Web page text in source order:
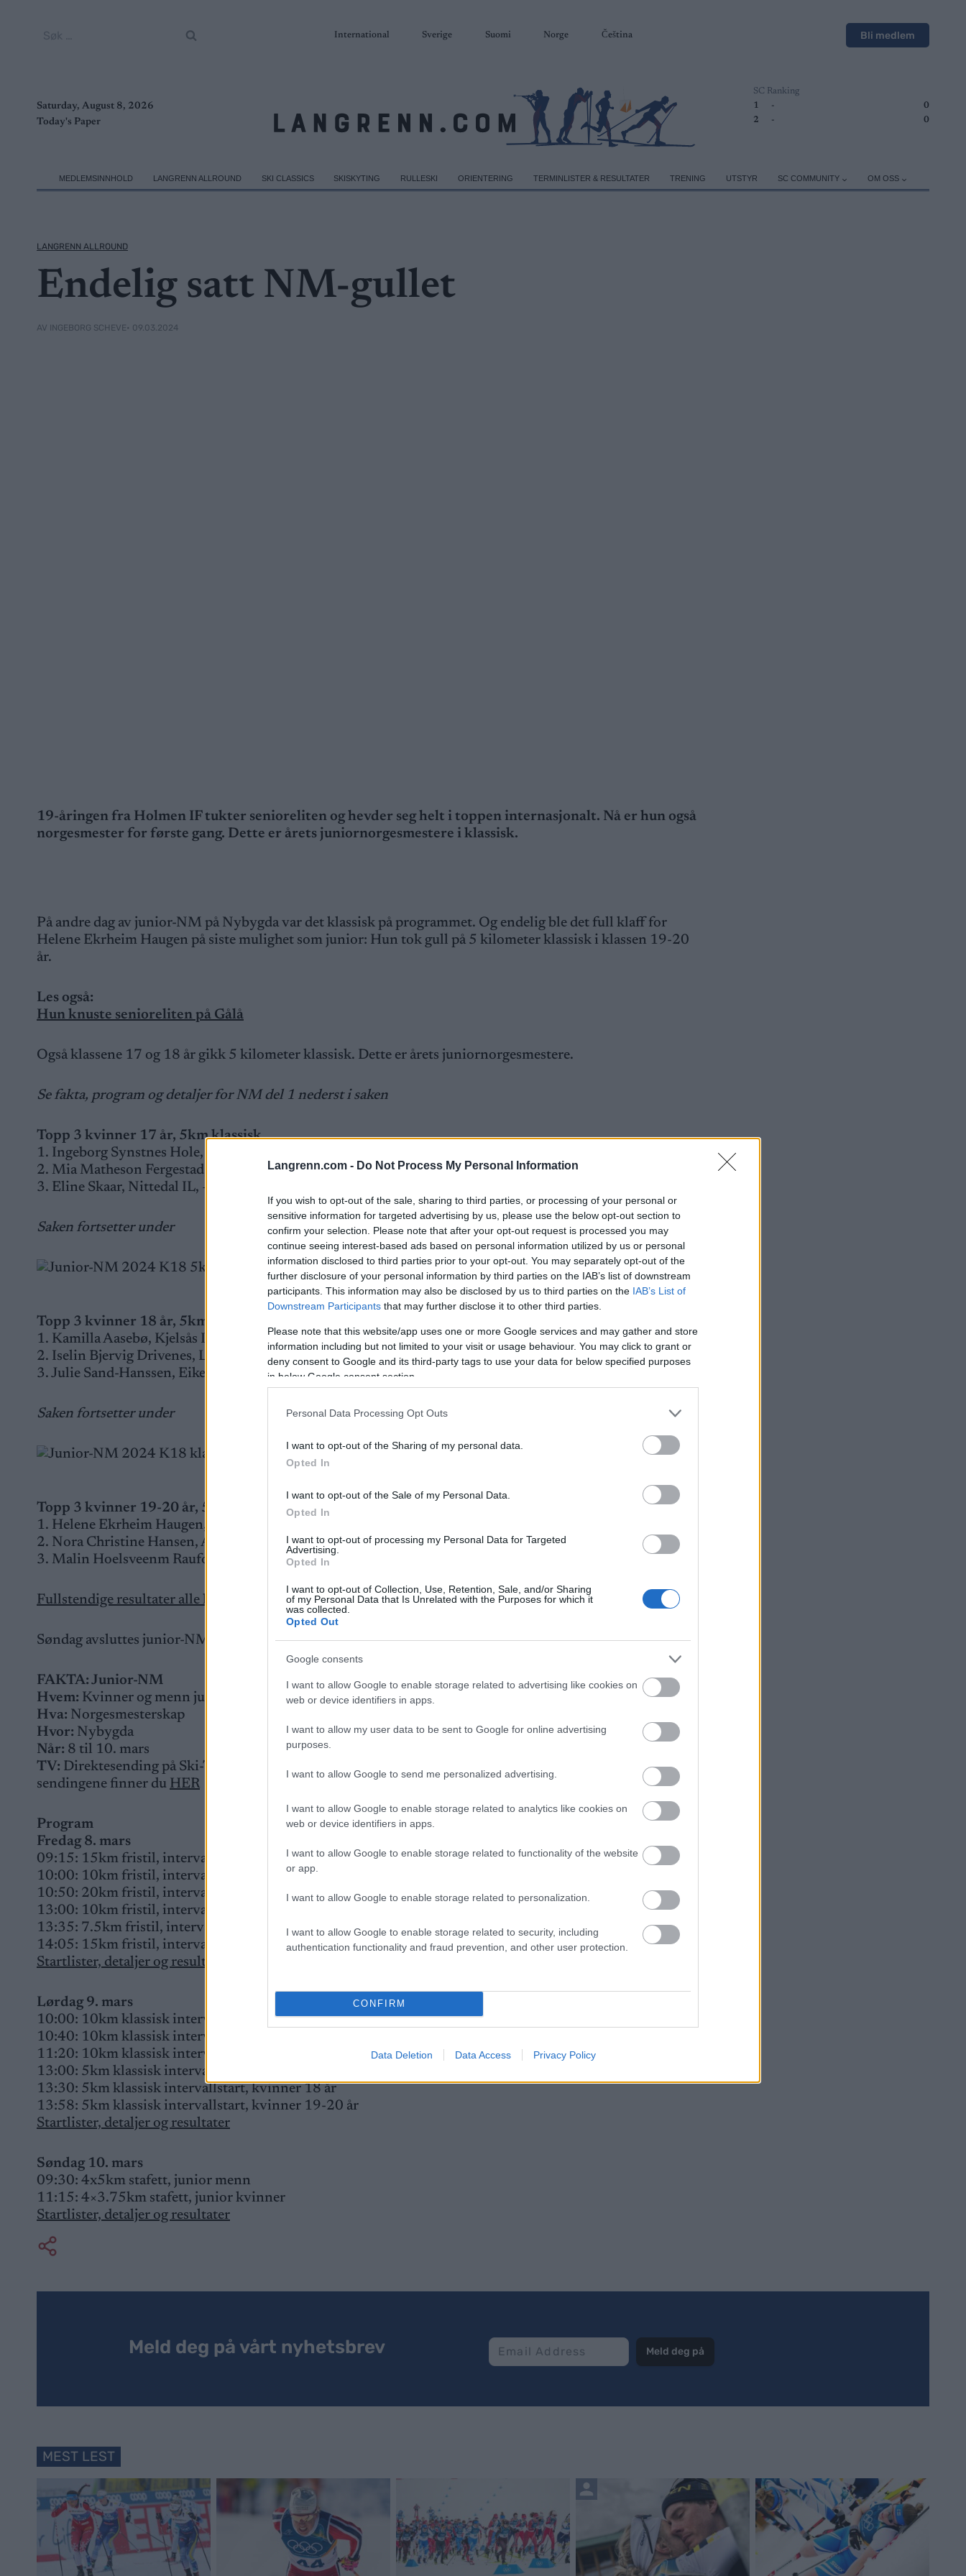
Langrenn.com - Do Not Process My Personal Information
If you wish to opt-out of the sale, sharing to third parties, or processing of your personal or
sensitive information for targeted advertising by us, please use the below opt-out section to
confirm your selection. Please note that after your opt-out request is processed you may
continue seeing interest-based ads based on personal information utilized by us or personal
information disclosed to third parties prior to your opt-out. You may separately opt-out of the
further disclosure of your personal information by third parties on the IAB’s list of downstream
participants. This information may also be disclosed by us to third parties on the IAB’s List of
Downstream Participants that may further disclose it to other third parties.
Please note that this website/app uses one or more Google services and may gather and store
information including but not limited to your visit or usage behaviour. You may click to grant or
deny consent to Google and its third-party tags to use your data for below specified purposes
in below Google consent section.
Personal Data Processing Opt Outs
I want to opt-out of the Sharing of my personal data.
Opted In
I want to opt-out of the Sale of my Personal Data.
Opted In
I want to opt-out of processing my Personal Data for Targeted
Advertising.
Opted In
I want to opt-out of Collection, Use, Retention, Sale, and/or Sharing
of my Personal Data that Is Unrelated with the Purposes for which it
was collected.
Opted Out
Google consents
I want to allow Google to enable storage related to advertising like cookies on
web or device identifiers in apps.
I want to allow my user data to be sent to Google for online advertising
purposes.
I want to allow Google to send me personalized advertising.
I want to allow Google to enable storage related to analytics like cookies on
web or device identifiers in apps.
I want to allow Google to enable storage related to functionality of the website
or app.
I want to allow Google to enable storage related to personalization.
I want to allow Google to enable storage related to security, including
authentication functionality and fraud prevention, and other user protection.
CONFIRM
Data Deletion Data Access Privacy Policy
International Sverige Suomi Norge Čeština Bli medlem
Saturday, August 8, 2026
Today's Paper
SC Ranking
1
-
0
2
- 0
MEDLEMSINNHOLD LANGRENN ALLROUND SKI CLASSICS SKISKYTING RULLESKI ORIENTERING TERMINLISTER & RESULTATER TRENING UTSTYR SC COMMUNITY OM OSS
LANGRENN ALLROUND
Endelig satt NM-gullet
AV INGEBORG SCHEVE• 09.03.2024
19-åringen fra Holmen IF tukter senioreliten og hevder seg helt i toppen internasjonalt. Nå er hun også
norgesmester for første gang. Dette er årets juniornorgesmestere i klassisk.
På andre dag av junior-NM på Nybygda var det klassisk på programmet. Og endelig ble det full klaff for
Helene Ekrheim Haugen på siste mulighet som junior: Hun tok gull på 5 kilometer klassisk i klassen 19-20
år.
Les også:
Hun knuste senioreliten på Gålå
Også klassene 17 og 18 år gikk 5 kilometer klassisk. Dette er årets juniornorgesmestere.
Se fakta, program og detaljer for NM del 1 nederst i saken
Topp 3 kvinner 17 år, 5km klassisk
1. Ingeborg Synstnes Hole, Åndalsnes IF, 14:21.7
2. Mia Matheson Fergestad, Koll IL, +9.9
3. Eline Skaar, Nittedal IL, +16.5
Saken fortsetter under
Pallen i K17, junior-NM 2024
Topp 3 kvinner 18 år, 5km klassisk
1. Kamilla Aasebø, Kjelsås IL, 14:34.7
2. Iselin Bjervig Drivenes, Lommedalens IL/Team Vestmarka, +13.3
3. Julie Sand-Hanssen, Eiker SK, +25.8
Saken fortsetter under
Pallen i K18, junior-NM 2024
Topp 3 kvinner 19-20 år, 5km klassisk
1. Helene Ekrheim Haugen, Holmen IF/Team Vestmarka, 14:03.3
2. Nora Christine Hansen, Asker SK, +12.6
3. Malin Hoelsveenm Raufoss IL, +13.8
Fullstendige resultater alle klasser
Søndag avsluttes junior-NM med stafetter for kvinner og menn
FAKTA: Junior-NM
Hvem: Kvinner og menn junior
Hva: Norgesmesterskap
Hvor: Nybygda
Når: 8 til 10. mars
TV: Direktesending på Ski-TV (gratis) fredag fra klokka 09:10 og lørdag fra klokka 09:55. Link til
sendingene finner du HER
Program
Fredag 8. mars
09:15: 15km fristil, intervallstart, menn 18 år
10:00: 10km fristil, intervallstart, menn 17 år
10:50: 20km fristil, intervallstart, menn 19-20 år
13:00: 10km fristil, intervallstart, kvinner 18 år
13:35: 7.5km fristil, intervallstart, kvinner 17 år
14:05: 15km fristil, intervallstart, kvinner 19-20 år
Startlister, detaljer og resultater
Lørdag 9. mars
10:00: 10km klassisk intervallstart, menn 17 år
10:40: 10km klassisk intervallstart, menn 18 år
11:20: 10km klassisk intervallstart, menn 19-20 år
13:00: 5km klassisk intervallstart, kvinner 17 år
13:30: 5km klassisk intervallstart, kvinner 18 år
13:58: 5km klassisk intervallstart, kvinner 19-20 år
Startlister, detaljer og resultater
Søndag 10. mars
09:30: 4x5km stafett, junior menn
11:15: 4×3.75km stafett, junior kvinner
Startlister, detaljer og resultater
Meld deg på vårt nyhetsbrev Meld deg på
MEST LEST